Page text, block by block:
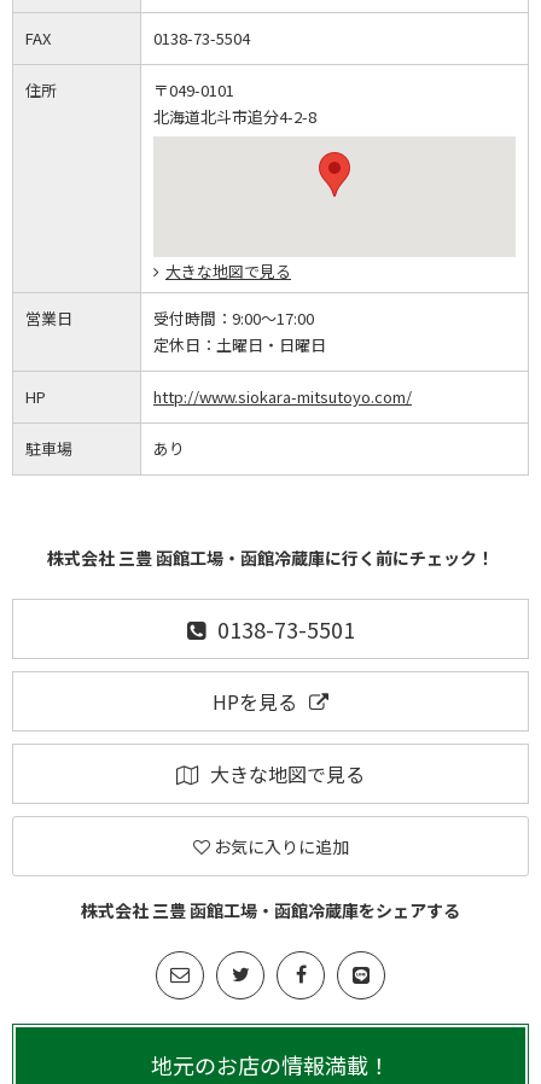
FAX 0138-73-5504
住所
〒049-0101
北海道北斗市追分4-2-8
大きな地図で見る
営業日 受付時間： 9:00～17:00
定休日： 土曜日・日曜日
HP http://www.siokara-mitsutoyo.com/
駐車場 あり
株式会社 三豊 函館工場・函館冷蔵庫に行く前にチェック！
0138-73-5501
HPを見る
大きな地図で見る
お気に入りに追加
株式会社 三豊 函館工場・函館冷蔵庫をシェアする
地元のお店の情報満載！